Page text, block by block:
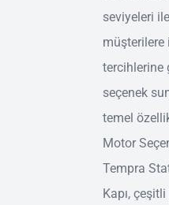
seviyeleri
müşterilere
tercihlerine
seçenek
temel
Motor
Tempra
Kapı,